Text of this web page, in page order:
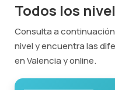
Todos los
Consulta a
nivel y encuentra las
en Valencia y online.